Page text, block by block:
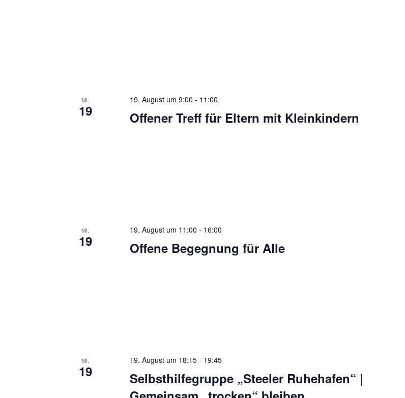
MI.
19 Offener Treff für Eltern mit Kleinkindern
19. August um 9:00 - 11:00
MI.
19 Offene Begegnung für Alle
19. August um 11:00 - 16:00
MI.
19
Selbsthilfegruppe „Steeler Ruhehafen“ |
19. August um 18:15- 19:45